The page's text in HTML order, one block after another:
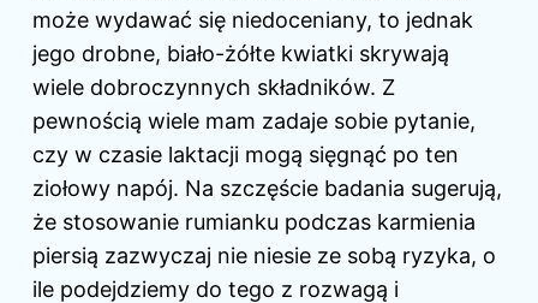
może wydawać się niedoceniany, to jednak
jego drobne, biało-żółte kwiatki skrywają
wiele dobroczynnych składników. Z
pewnością wiele mam zadaje sobie pytanie,
czy w czasie laktacji mogą sięgnąć po ten
ziołowy napój. Na szczęście badania sugerują,
że stosowanie rumianku podczas karmienia
piersią zazwyczaj nie niesie ze sobą ryzyka, o
ile podejdziemy do tego z rozwagą i